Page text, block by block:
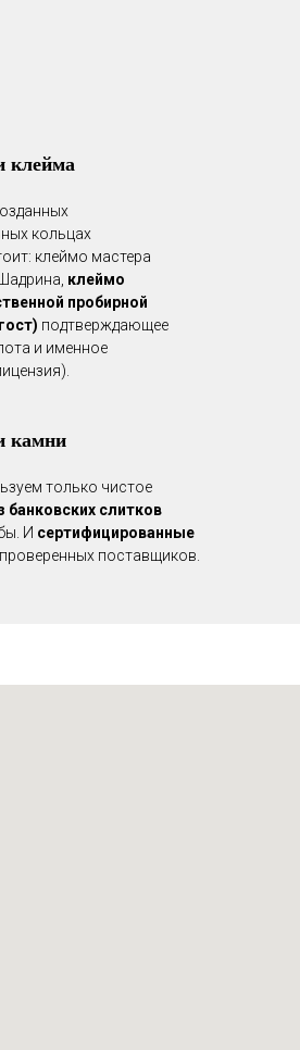
только чистое
банковских слитков
И сертифицированные
поставщиков.
камни
клейма
кольцах
клеймо мастера
клеймо
пробирной
подтверждающее
и именное